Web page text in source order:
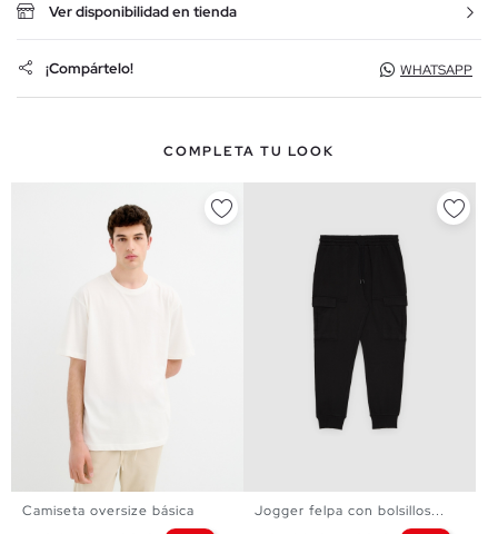
Ver disponibilidad en tienda
¡Compártelo! WHATSAPP
COMPLETA TU LOOK
Camiseta oversize básica
XS S
Jogger felpa con bolsillos...